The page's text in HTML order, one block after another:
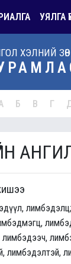
УЯЛГА
ХЭЛНИЙ
Б В Г
лимбэдэлтэй,